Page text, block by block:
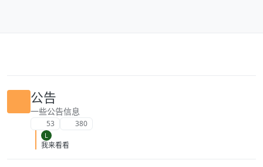
公告
一些公告信息
53 380
L
我来看看